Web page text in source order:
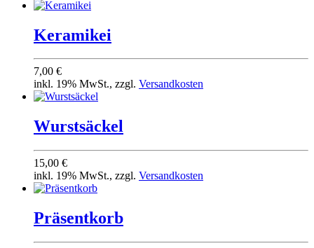
Keramikei
7,00 €
inkl. 19% MwSt., zzgl. Versandkosten
Wurstsäckel
15,00 €
inkl. 19% MwSt., zzgl. Versandkosten
Präsentkorb